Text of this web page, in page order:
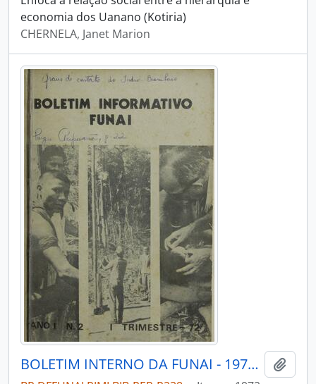
economia dos Uanano (Kotiria)
CHERNELA, Janet Marion
BOLETIM INTERNO DA FUNAI - 1972 - Nº02